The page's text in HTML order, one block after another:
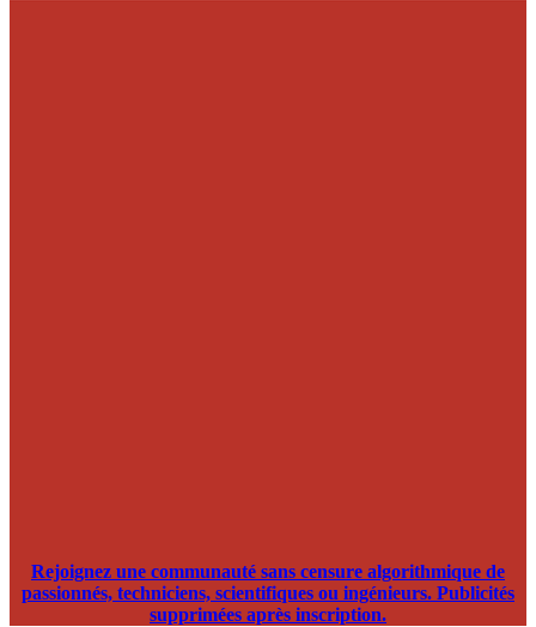
Rejoignez une communauté sans censure algorithmique de
passionnés, techniciens, scientifiques ou ingénieurs. Publicités
supprimées après inscription.